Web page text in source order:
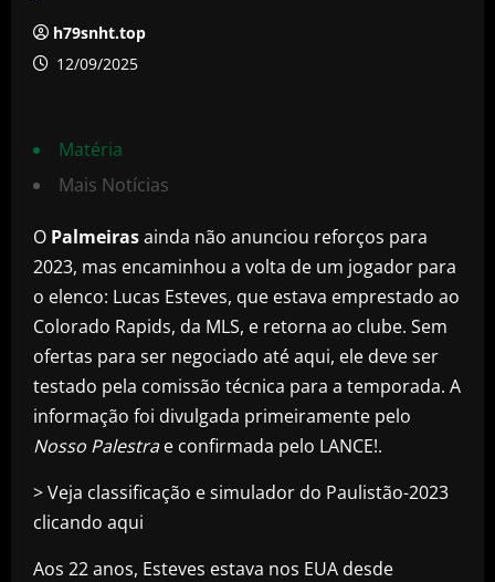
h79snht.top
12/09/2025
Matéria
Mais Notícias
O Palmeirasainda não anunciou reforços para
2023, mas encaminhou a volta de um jogador para
o elenco: Lucas Esteves, que estava emprestado ao
Colorado Rapids, da MLS, e retorna ao clube. Sem
ofertas para ser negociado até aqui, ele deve ser
testado pela comissão técnica para a temporada. A
informação foi divulgada primeiramente pelo
Nosso Palestrae confirmada pelo LANCE!.
> Veja classificação e simulador do Paulistão-2023
clicando aqui
Aos 22 anos, Esteves estava nos EUA desde